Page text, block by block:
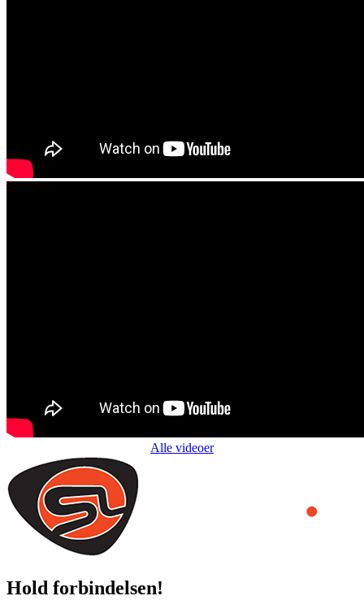
Alle videoer
Hold forbindelsen!